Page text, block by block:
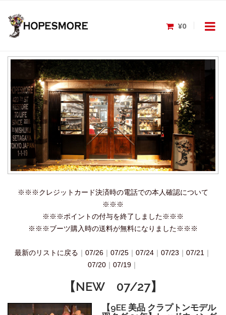
¥0
※※※クレジットカード決済時の電話での本人確認について
※※※
※※※ポイントの付与を終了しました※※※
※※※ブーツ購入時の送料が無料になりました※※※
最新のリストに戻る ｜ 07/26 ｜ 07/25 ｜ 07/24 ｜ 07/23 ｜ 07/21 ｜
07/20 ｜ 07/19 ｜
【NEW 07/27】
【9EE 美品 クラプトンモデル